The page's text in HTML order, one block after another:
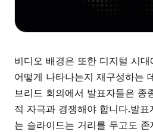
비디오 배경은 또한 디지털 시
어떻게 나타나는지 재구성하는
브리드 회의에서 발표자들은 종
적 자극과 경쟁해야 합니다.발
는 슬라이드는 거리를 두고도